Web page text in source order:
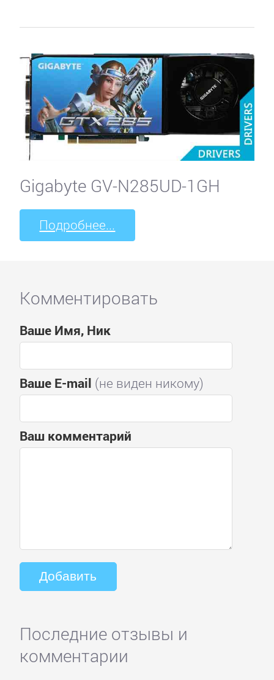
Gigabyte GV-N285UD-1GH
Подробнее...
Комментировать
Ваше Имя, Ник
Ваше E-mail (не виден никому)
Ваш комментарий
Последние отзывы и
комментарии